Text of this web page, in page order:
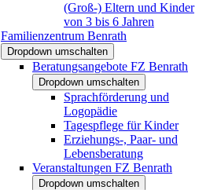
(Groß-) Eltern und Kinder
von 3 bis 6 Jahren
Familienzentrum Benrath
Dropdown umschalten
Beratungsangebote FZ Benrath
Dropdown umschalten
Sprachförderung und
Logopädie
Tagespflege für Kinder
Erziehungs-, Paar- und
Lebensberatung
Veranstaltungen FZ Benrath
Dropdown umschalten